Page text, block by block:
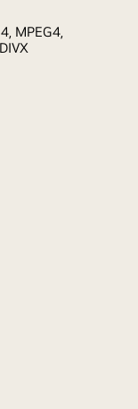
MPEG4,